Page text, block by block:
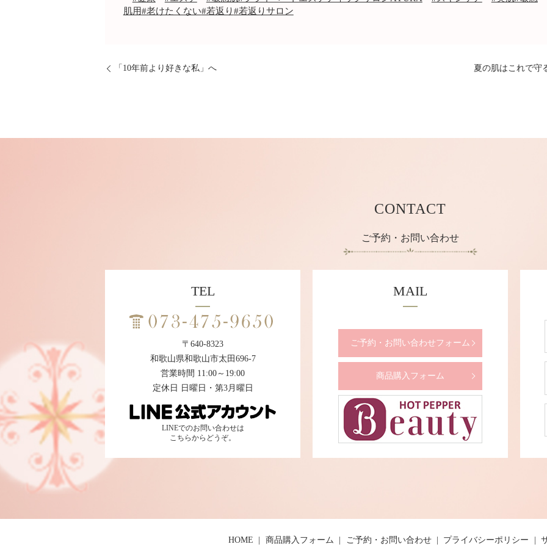
肌用#老けたくない#若返り#若返りサロン
「10年前より好きな私」へ 夏の肌はこれで守
CONTACT
ご予約・お問い合わせ
TEL
〒640-8323
和歌山県和歌山市太田696-7
営業時間 11:00～19:00
定休日 日曜日・第3月曜日
LINEでのお問い合わせは
こちらからどうぞ。
MAIL
ご予約・お問い合わせフォーム
商品購入フォーム
HOME 商品購入フォーム ご予約・お問い合わせ プライバシーポリシー